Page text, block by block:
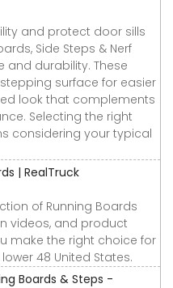
and protect door sills
Side Steps & Nerf
and durability. These
surface for easier
look that complements
Selecting the right
considering your typical
| RealTruck
of Running Boards
videos, and product
make the right choice for
48 United States.
Boards & Steps -